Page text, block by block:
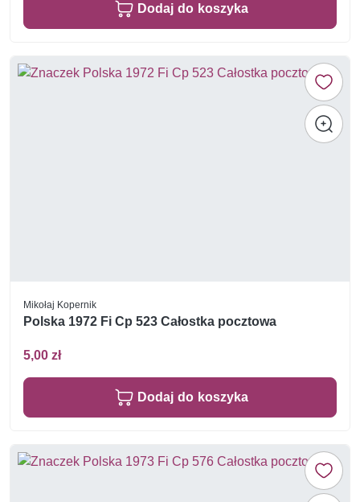
Dodaj do koszyka
Mikołaj Kopernik
Polska 1972 Fi Cp 523 Całostka pocztowa
5,00 zł
Dodaj do koszyka